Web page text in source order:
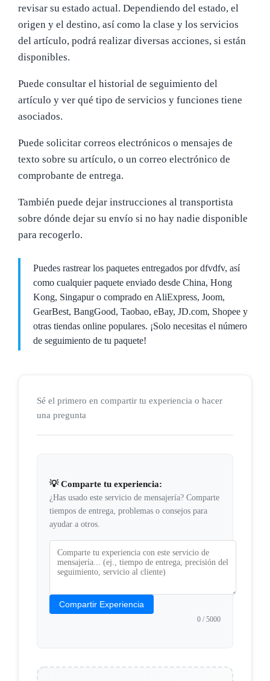
revisar su estado actual. Dependiendo del estado, el
origen y el destino, así como la clase y los servicios
del artículo, podrá realizar diversas acciones, si están
disponibles.
Puede consultar el historial de seguimiento del
artículo y ver qué tipo de servicios y funciones tiene
asociados.
Puede solicitar correos electrónicos o mensajes de
texto sobre su artículo, o un correo electrónico de
comprobante de entrega.
También puede dejar instrucciones al transportista
sobre dónde dejar su envío si no hay nadie disponible
para recogerlo.
Puedes rastrear los paquetes entregados por dfvdfv, así
como cualquier paquete enviado desde China, Hong
Kong, Singapur o comprado en AliExpress, Joom,
GearBest, BangGood, Taobao, eBay, JD.com, Shopee y
otras tiendas online populares. ¡Solo necesitas el número
de seguimiento de tu paquete!
Sé el primero en compartir tu experiencia o hacer
una pregunta
💡 Comparte tu experiencia:
¿Has usado este servicio de mensajería? Comparte
tiempos de entrega, problemas o consejos para
ayudar a otros.
Compartir Experiencia
0 / 5000